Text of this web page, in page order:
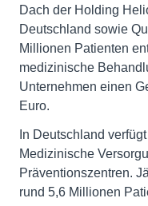
Dach der Holding
Deutschland sowie
Millionen Patienten
medizinische
Unternehmen einen
Euro.
In Deutschland
Medizinische
Präventionszentren.
rund 5,6 Millionen